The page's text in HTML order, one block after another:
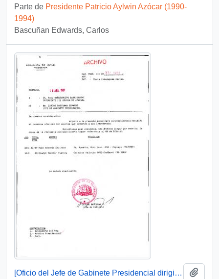
Parte de Presidente Patricio Aylwin Azócar (1990-
1994)
Bascuñan Edwards, Carlos
[Oficio del Jefe de Gabinete Presidencial dirigido al Intendente de la III Región de Atacama, Sr. Raúl Barrionuevo]